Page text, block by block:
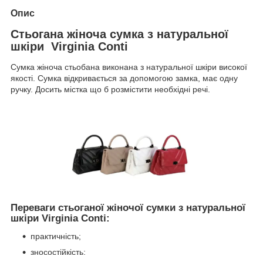
Опис
Стьогана жіноча сумка з натуральної
шкіри Virginia Conti
Сумка жіноча стьобана виконана з натуральної шкіри високої
якості. Сумка відкривається за допомогою замка, має одну
ручку. Досить містка що б розмістити необхідні речі.
Переваги стьоганої жіночої сумки з натуральної
шкіри Virginia Conti:
практичність;
зносостійкість;